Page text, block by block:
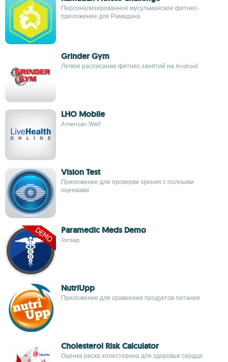
Персонализированное мусульманское фитнес-
приложение для Рамадана
Grinder Gym
Легкое расписание фитнес занятий на Android
LHO Mobile
American Well
Vision Test
Приложение для проверки зрения с полными
оценками
Paramedic Meds Demo
Jonsap
NutriUpp
Приложение для сравнения продуктов питания
Cholesterol Risk Calculator
Оценка риска холестерина для здоровья сердца